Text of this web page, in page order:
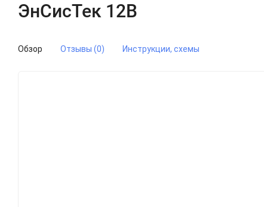
ЭнСисТек 12В
Обзор Отзывы (0) Инструкции, схемы